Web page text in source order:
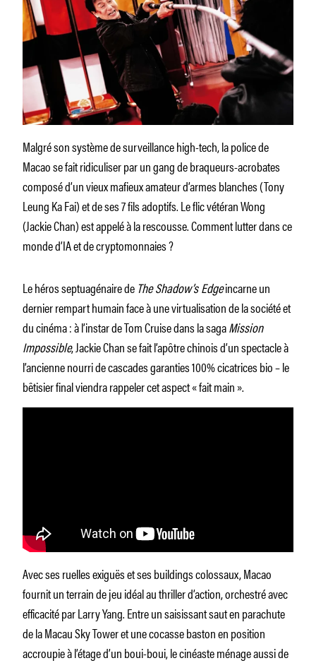
Malgré son système de surveillance high-tech, la police de
Macao se fait ridiculiser par un gang de braqueurs-acrobates
composé d’un vieux mafieux amateur d’armes blanches (Tony
Leung Ka Fai) et de ses 7 fils adoptifs. Le flic vétéran Wong
(Jackie Chan) est appelé à la rescousse. Comment lutter dans ce
monde d’IA et de cryptomonnaies ?
Le héros septuagénaire de The Shadow’s Edgeincarne un
dernier rempart humain face à une virtualisation de la société et
du cinéma : à l’instar de Tom Cruise dans la sagaMission
Impossible, Jackie Chan se fait l’apôtre chinois d’un spectacle à
l’ancienne nourri de cascades garanties 100% cicatrices bio – le
bêtisier final viendra rappeler cet aspect « fait main ».
Avec ses ruelles exiguës et ses buildings colossaux, Macao
fournit un terrain de jeu idéal au thriller d’action, orchestré avec
efficacité par Larry Yang. Entre un saisissant saut en parachute
de la Macau Sky Tower et une cocasse baston en position
accroupie à l’étage d’un boui-boui, le cinéaste ménage aussi de